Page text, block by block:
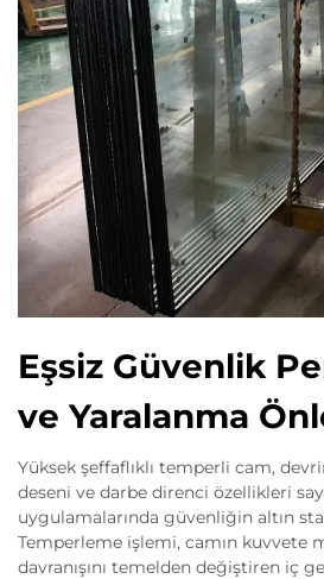
Eşsiz Güvenlik
ve Yaralanma
Yüksek şeffaflıklı temperli cam,
deseni ve darbe direnci özellikleri
uygulamalarında güvenliğin altın
Temperleme işlemi, camın kuvvete
davranışını temelden değiştiren iç